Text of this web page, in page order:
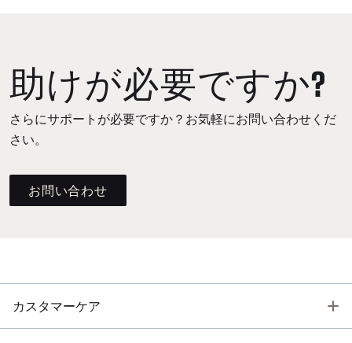
助けが必要ですか?
さらにサポートが必要ですか？お気軽にお問い合わせくだ
さい。
お問い合わせ
カスタマーケア